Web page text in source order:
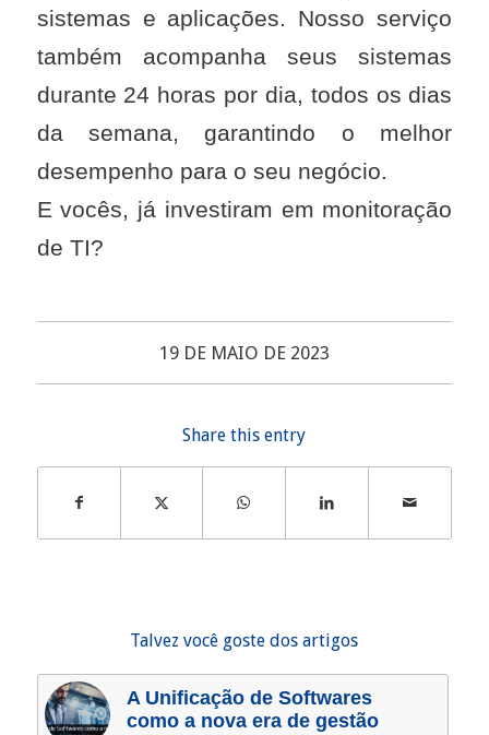
sistemas e aplicações. Nosso serviço
também acompanha seus sistemas
durante 24 horas por dia, todos os dias
da semana, garantindo o melhor
desempenho para o seu negócio.
E vocês, já investiram em monitoração
de TI?
19 DE MAIO DE 2023
Share this entry
Talvez você goste dos artigos
A Unificação de Softwares
como a nova era de gestão